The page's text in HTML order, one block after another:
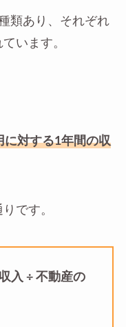
類あり、それぞれ
います。
に対する1年間の収
です。
入 ÷ 不動産の